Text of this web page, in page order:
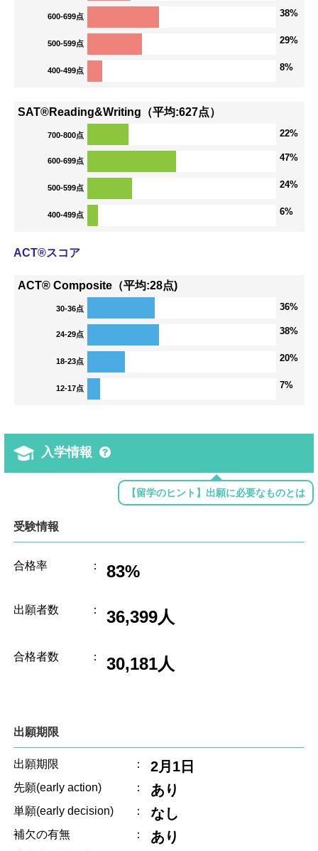
600-699点 38%
500-599点 29%
400-499点 8%
SAT®Reading&Writing（平均:627点）
700-800点 22%
600-699点 47%
500-599点 24%
400-499点 6%
ACT®スコア
ACT® Composite（平均:28点)
30-36点 36%
24-29点 38%
18-23点 20%
12-17点 7%
入学情報
【留学のヒント】出願に必要なものとは
受験情報
合格率 ： 83%
出願者数 ： 36,399人
合格者数 ： 30,181人
出願期限
出願期限 ： 2月1日
先願(early action) ： あり
単願(early decision) ： なし
補欠の有無 ： あり